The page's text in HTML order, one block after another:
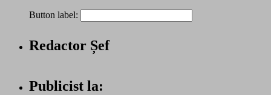
Button label:
Redactor Șef
Publicist la: